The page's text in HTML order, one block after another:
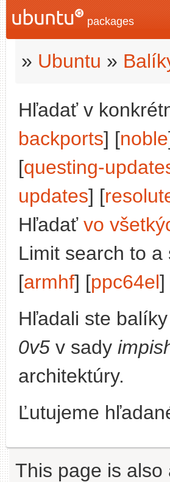
packages
» Ubuntu »
Hľadať v
backports] [noble
[questing-
updates] [
Hľadať vo
Limit search to
[armhf] [ppc64el]
Hľadali ste
0v5 v sady
architektúry.
Ľutujeme
This page is